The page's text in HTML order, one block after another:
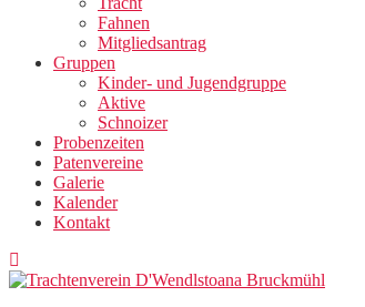
Fahnen
Mitgliedsantrag
Gruppen
Kinder- und Jugendgruppe
Aktive
Schnoizer
Probenzeiten
Patenvereine
Galerie
Kalender
Kontakt